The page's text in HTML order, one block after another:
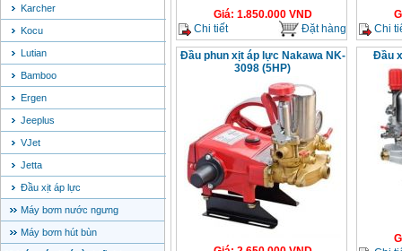
Karcher
Kocu
Lutian
Bamboo
Ergen
Jeeplus
VJet
Jetta
Đầu xịt áp lực
Máy bơm nước ngưng
Máy bơm hút bùn
Giá: 1.850.000VND
Chi tiết
Đặt hàng
Chi
Đầu phun xịt áp lực Nakawa NK-
3098 (5HP)
Đầu